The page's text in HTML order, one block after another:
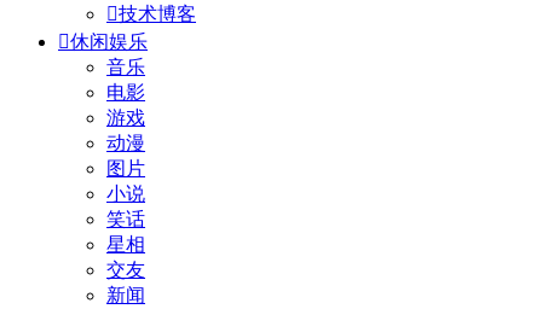
技术博客
休闲娱乐
音乐
电影
游戏
动漫
图片
小说
笑话
星相
交友
新闻